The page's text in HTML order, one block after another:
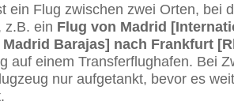
ein Flug zwischen zwei Orten, bei
z.B. ein Flug von Madrid
Barajas] nach Frankfurt
auf einem Transferflughafen. Bei
nur aufgetankt, bevor es